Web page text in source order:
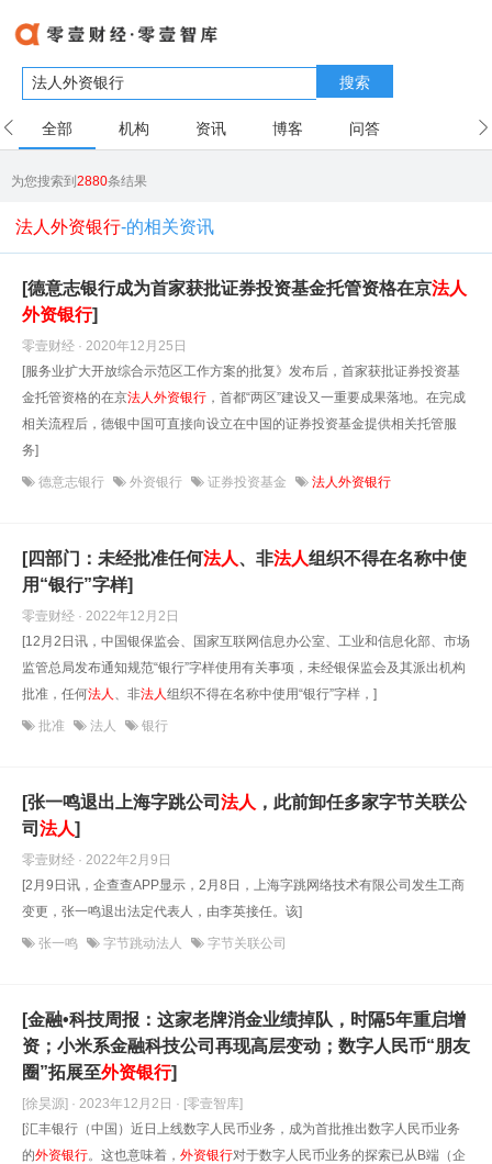
搜索
全部 机构 资讯 博客 问答
为您搜索到2880条结果
法人外资银行-的相关资讯
[德意志银行成为首家获批证券投资基金托管资格在京法人
外资银行]
零壹财经 · 2020年12月25日
[服务业扩大开放综合示范区工作方案的批复》发布后，首家获批证券投资基
金托管资格的在京法人外资银行 ，首都“两区”建设又一重要成果落地。在完成
相关流程后，德银中国可直接向设立在中国的证券投资基金提供相关托管服
务]
德意志银行 外资银行 证券投资基金 法人外资银行
[四部门：未经批准任何法人、非法人组织不得在名称中使
用“银行”字样]
零壹财经 · 2022年12月2日
[12月2日讯，中国银保监会、国家互联网信息办公室、工业和信息化部、市场
监管总局发布通知规范“银行”字样使用有关事项，未经银保监会及其派出机构
批准，任何法人 、非法人组织不得在名称中使用“银行”字样，]
批准 法人 银行
[张一鸣退出上海字跳公司 法人 ，此前卸任多家字节关联公
司 法人]
零壹财经 · 2022年2月9日
[2月9日讯，企查查APP显示，2月8日，上海字跳网络技术有限公司发生工商
变更，张一鸣退出法定代表人，由李英接任。该]
张一鸣 字节跳动法人 字节关联公司
[金融•科技周报：这家老牌消金业绩掉队，时隔5年重启增
资；小米系金融科技公司再现高层变动；数字人民币“朋友
圈”拓展至外资银行]
[徐昊源] · 2023年12月2日 · [零壹智库]
[汇丰银行（中国）近日上线数字人民币业务，成为首批推出数字人民币业务
的外资银行。这也意味着， 外资银行对于数字人民币业务的探索已从B端（企